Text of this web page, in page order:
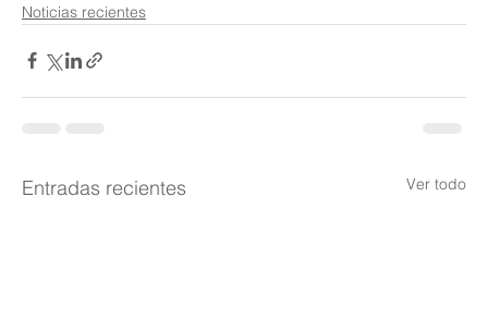
Noticias recientes
Entradas recientes Ver todo